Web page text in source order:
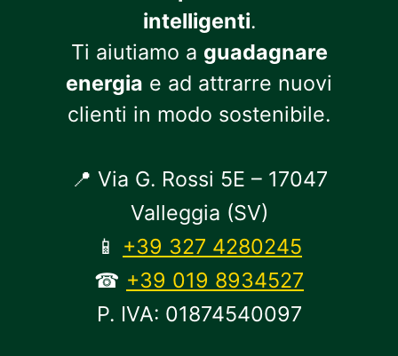
intelligenti.
Ti aiutiamo a guadagnare
energia e ad attrarre nuovi
clienti in modo sostenibile.
📍 Via G. Rossi 5E – 17047
Valleggia (SV)
📱 +39 327 4280245
☎ +39 019 8934527
P. IVA: 01874540097